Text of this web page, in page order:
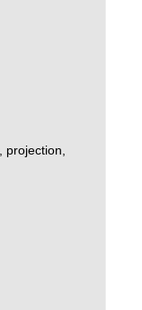
projection